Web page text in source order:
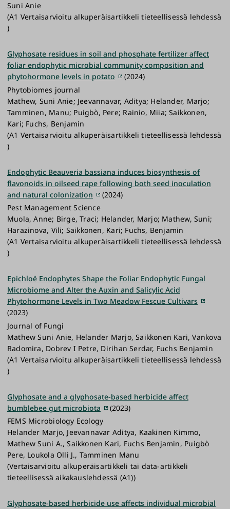
Suni Anie
(A1 Vertaisarvioitu alkuperäisartikkeli tieteellisessä lehdessä
)
Glyphosate residues in soil and phosphate fertilizer affect
foliar endophytic microbial community composition and
phytohormone levels in potato
(2024)
Phytobiomes journal
Mathew, Suni Anie; Jeevannavar, Aditya; Helander, Marjo;
Tamminen, Manu; Puigbò, Pere; Rainio, Miia; Saikkonen,
Kari; Fuchs, Benjamin
(A1 Vertaisarvioitu alkuperäisartikkeli tieteellisessä lehdessä
)
Endophytic Beauveria bassiana induces biosynthesis of
flavonoids in oilseed rape following both seed inoculation
and natural colonization
(2024)
Pest Management Science
Muola, Anne; Birge, Traci; Helander, Marjo; Mathew, Suni;
Harazinova, Vili; Saikkonen, Kari; Fuchs, Benjamin
(A1 Vertaisarvioitu alkuperäisartikkeli tieteellisessä lehdessä
)
Epichloë Endophytes Shape the Foliar Endophytic Fungal
Microbiome and Alter the Auxin and Salicylic Acid
Phytohormone Levels in Two Meadow Fescue Cultivars
(2023)
Journal of Fungi
Mathew Suni Anie, Helander Marjo, Saikkonen Kari, Vankova
Radomira, Dobrev I Petre, Dirihan Serdar, Fuchs Benjamin
(A1 Vertaisarvioitu alkuperäisartikkeli tieteellisessä lehdessä
)
Glyphosate and a glyphosate-based herbicide affect
bumblebee gut microbiota
(2023)
FEMS Microbiology Ecology
Helander Marjo, Jeevannavar Aditya, Kaakinen Kimmo,
Mathew Suni A., Saikkonen Kari, Fuchs Benjamin, Puigbò
Pere, Loukola Olli J., Tamminen Manu
(Vertaisarvioitu alkuperäisartikkeli tai data-artikkeli
tieteellisessä aikakauslehdessä (A1))
Glyphosate-based herbicide use affects individual microbial